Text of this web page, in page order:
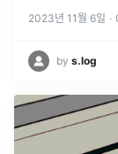
2023년 11월 6일 ·
by s.log